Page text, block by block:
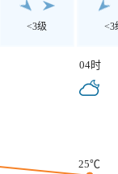
<3级 <3
04时
25℃